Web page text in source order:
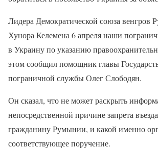
Лидера Демократической союза
Хунора Келемена 6 апреля наши
в Украину по указанию
этом сообщил помощник главы
пограничной службы Олег Слободян.
Он сказал, что не может раскрыть
непосредственной причине запрета
гражданину Румынии, и какой именно
соответствующее поручение.